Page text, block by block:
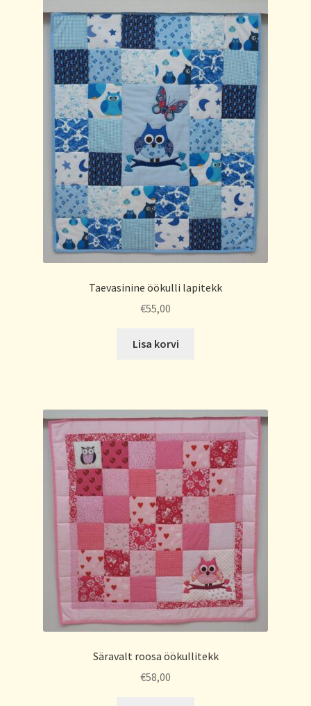
Taevasinine öökulli lapitekk
€55,00
Lisa korvi
Säravalt roosa öökullitekk
€58,00